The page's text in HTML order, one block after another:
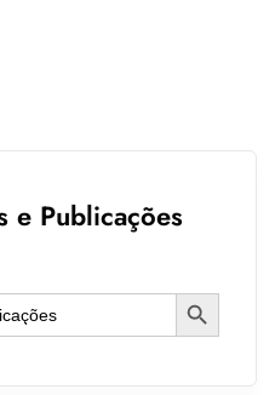
e Publicações
Search Button